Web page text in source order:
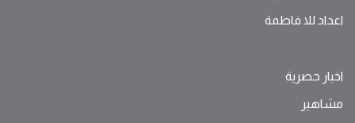
اعداد للا فاطمة
اخبار حصرية
مشاهير